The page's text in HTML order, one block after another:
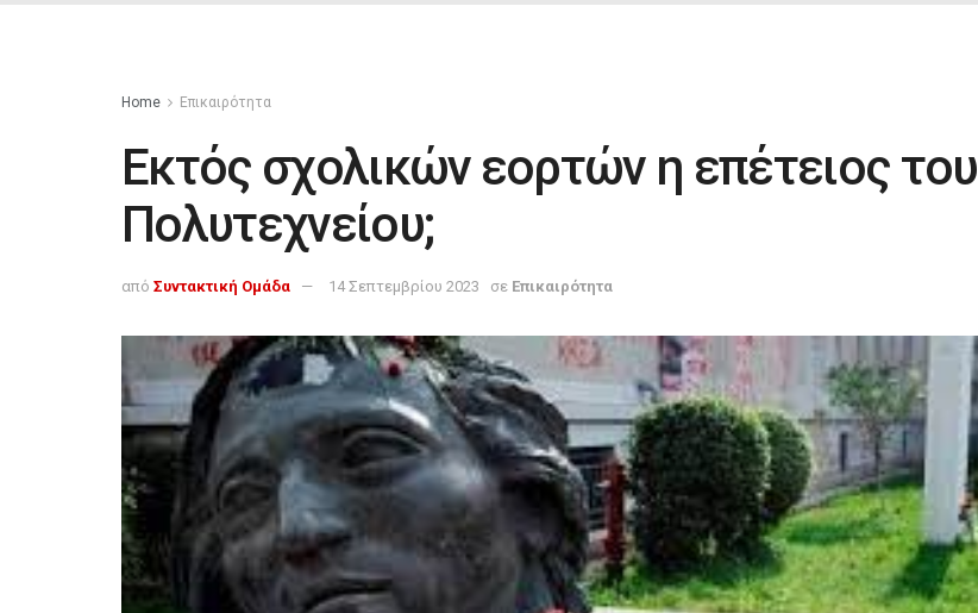
Home Επικαιρότητα
Εκτός σχολικών εορτών η επέτειος του
Πολυτεχνείου;
από Συντακτική Ομάδα 14 Σεπτεμβρίου 2023 σε Επικαιρότητα